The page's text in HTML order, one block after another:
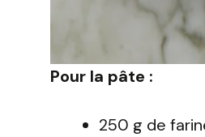
Pour la pâte :
250 g de